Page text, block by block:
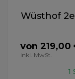
Wüsthof
von 219,00
inkl. MwSt.
1